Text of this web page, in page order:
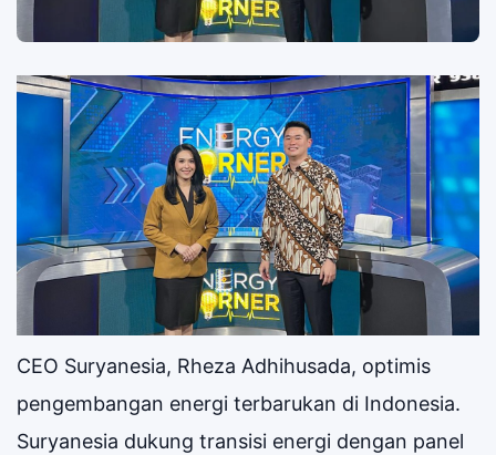
CEO Suryanesia, Rheza Adhihusada, optimis
pengembangan energi terbarukan di Indonesia.
Suryanesia dukung transisi energi dengan panel